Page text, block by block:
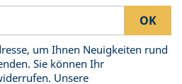
um Ihnen Neuigkeiten rund
Sie können Ihr
Unsere